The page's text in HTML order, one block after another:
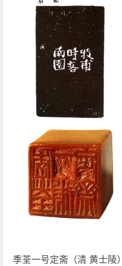
季荃一号定斋（清 黄士陵）